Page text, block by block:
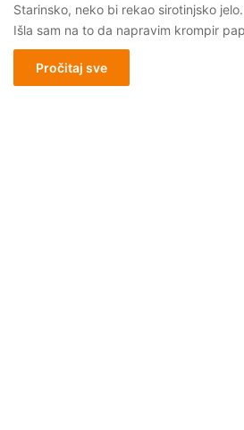
Starinsko, neko bi rekao sirotinjsko
Išla sam na to da napravim krompir
Pročitaj sve